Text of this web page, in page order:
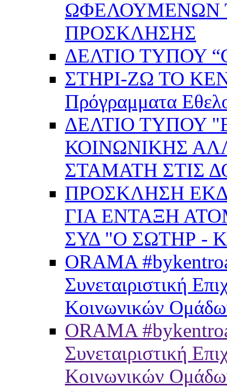
ΩΦΕΛΟΥΜΕΝΩΝ
ΠΡΟΣΚΛΗΣΗΣ
ΔΕΛΤΙΟ ΤΥΠΟΥ
ΣΤΗΡΙ-ΖΩ ΤΟ
Πρόγραμματα
ΔΕΛΤΙΟ ΤΥΠΟΥ
ΚΟΙΝΩΝΙΚΗΣ
ΣΤΑΜΑΤΗ ΣΤΙΣ
ΠΡΟΣΚΛΗΣΗ
ΓΙΑ ΕΝΤΑΞΗ
ΣΥΔ "Ο ΣΩΤΗΡ -
ORAMA
Συνεταιριστική
Κοινωνικών
ORAMA
Συνεταιριστική
Κοινωνικών